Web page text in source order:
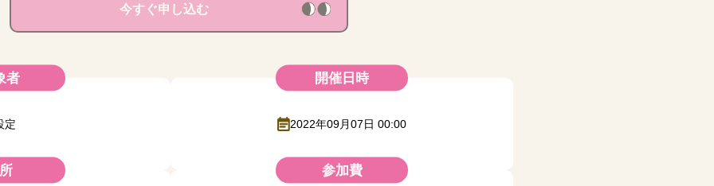
今すぐ申し込む
者
定
開催日時
2022年09月07日 00:00
参加費